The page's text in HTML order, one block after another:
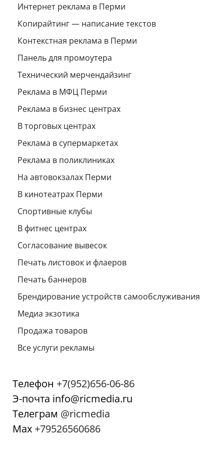
Интернет реклама в Перми
Копирайтинг — написание текстов
Контекстная реклама в Перми
Панель для промоутера
Технический мерчендайзинг
Реклама в МФЦ Перми
Реклама в бизнес центрах
В торговых центрах
Реклама в супермаркетах
Реклама в поликлиниках
На автовокзалах Перми
В кинотеатрах Перми
Спортивные клубы
В фитнес центрах
Согласование вывесок
Печать листовок и флаеров
Печать баннеров
Брендирование устройств самообслуживания
Медиа экзотика
Продажа товаров
Все услуги рекламы
Телефон +7(952)656-06-86
Э-почта info@ricmedia.ru
Телеграм @ricmedia
Мах +79526560686